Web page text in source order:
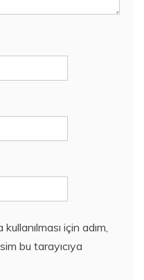
için adım,
bu tarayıcıya